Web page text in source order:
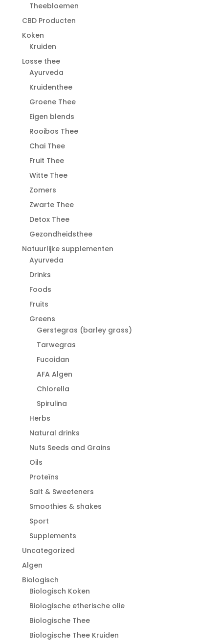
Theebloemen
CBD Producten
Koken
Kruiden
Losse thee
Ayurveda
Kruidenthee
Groene Thee
Eigen blends
Rooibos Thee
Chai Thee
Fruit Thee
Witte Thee
Zomers
Zwarte Thee
Detox Thee
Gezondheidsthee
Natuurlijke supplementen
Ayurveda
Drinks
Foods
Fruits
Greens
Gerstegras (barley grass)
Tarwegras
Fucoidan
AFA Algen
Chlorella
Spirulina
Herbs
Natural drinks
Nuts Seeds and Grains
Oils
Proteïns
Salt & Sweeteners
Smoothies & shakes
Sport
Supplements
Uncategorized
Algen
Biologisch
Biologisch Koken
Biologische etherische olie
Biologische Thee
Biologische Thee Kruiden